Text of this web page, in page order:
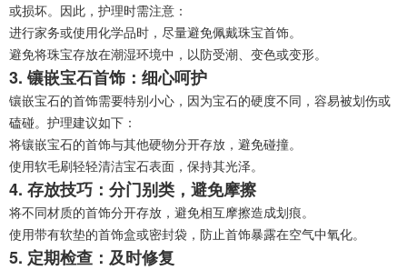
或损坏。因此，护理时需注意：
进行家务或使用化学品时，尽量避免佩戴珠宝首饰。
避免将珠宝存放在潮湿环境中，以防受潮、变色或变形。
3. 镶嵌宝石首饰：细心呵护
镶嵌宝石的首饰需要特别小心，因为宝石的硬度不同，容易被划伤或
磕碰。护理建议如下：
将镶嵌宝石的首饰与其他硬物分开存放，避免碰撞。
使用软毛刷轻轻清洁宝石表面，保持其光泽。
4. 存放技巧：分门别类，避免摩擦
将不同材质的首饰分开存放，避免相互摩擦造成划痕。
使用带有软垫的首饰盒或密封袋，防止首饰暴露在空气中氧化。
5. 定期检查：及时修复